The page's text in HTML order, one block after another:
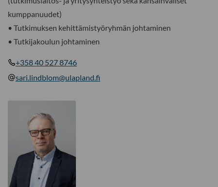
kumppanuudet)
• Tutkimuksen kehittämistyöryhmän johtaminen
• Tutkijakoulun johtaminen
+358 40 527 8746
sari.lindblom@ulapland.fi